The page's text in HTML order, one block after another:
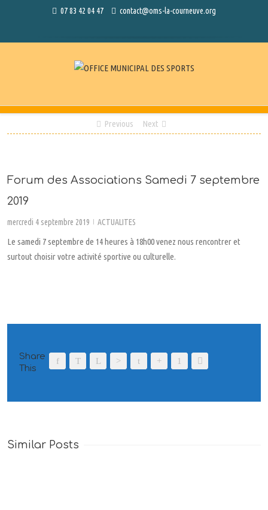
07 83 42 04 47 contact@oms-la-courneuve.org
Previous Next
Forum des Associations Samedi 7 septembre
2019
mercredi 4 septembre 2019 ACTUALITES
Le samedi 7 septembre de 14 heures à 18h00 venez nous rencontrer et
surtout choisir votre activité sportive ou culturelle.
Share
This
Similar Posts